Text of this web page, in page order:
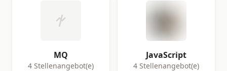
MQ
4 Stellenangebot(e)
JavaScript
4 Stellenangebot(e)